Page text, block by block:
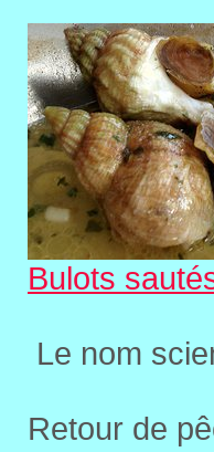
Bulots
Le nom
Retour de